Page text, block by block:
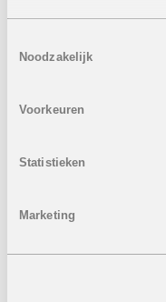
Noodzakelijk
Voorkeuren
Statistieken
Marketing
Eigenschappen villa:
3 Slaapkamers
3 Badkamers
Privaat zwembad